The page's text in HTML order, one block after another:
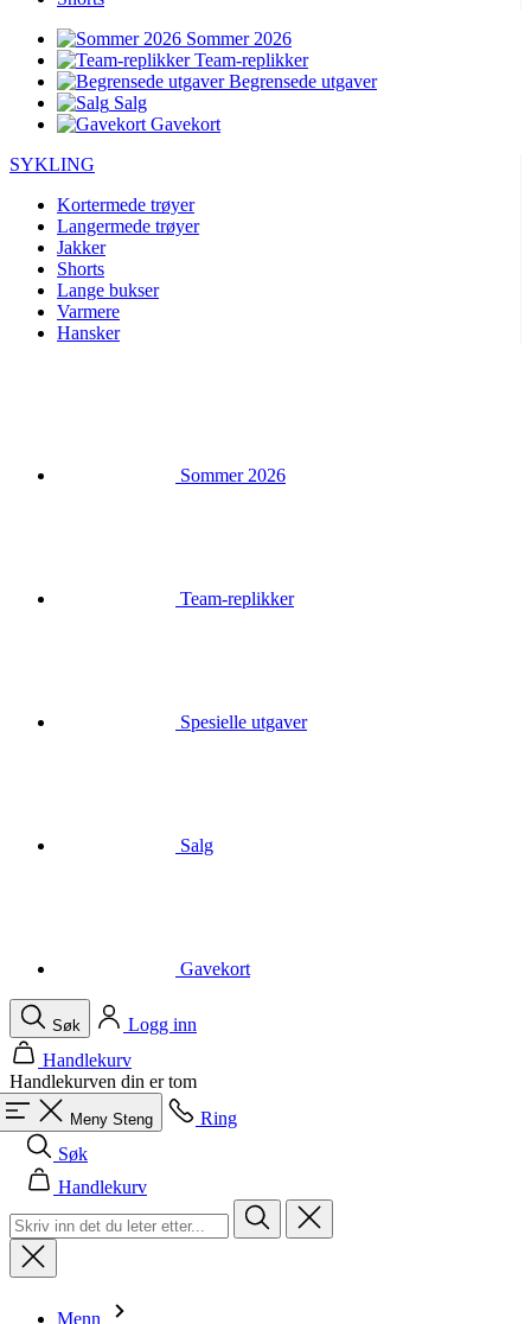
Sommer 2026
Team-replikker
Begrensede utgaver
Salg
Gavekort
SYKLING
Kortermede trøyer
Langermede trøyer
Jakker
Shorts
Lange bukser
Varmere
Hansker
Handlekurven din er tom
Meny Steng
Søk
Handlekurv
Menn
Alle i kategorien Menn